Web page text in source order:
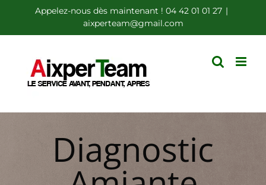
au
contenu
Appelez-nous dès maintenant ! 04 42 01 01 27 |
aixperteam@gmail.com
Diagnostic